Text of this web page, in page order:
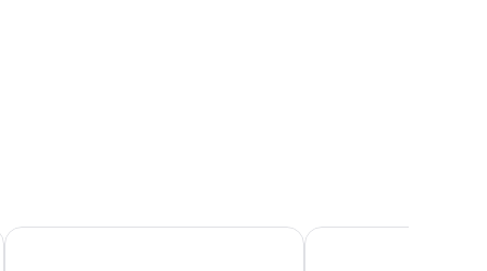
Casa Lit Barcelona Hotel Garbi Millenni